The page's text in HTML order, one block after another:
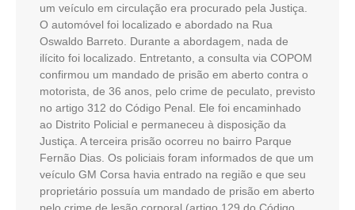
um veículo em circulação era procurado pela Justiça.
O automóvel foi localizado e abordado na Rua
Oswaldo Barreto. Durante a abordagem, nada de
ilícito foi localizado. Entretanto, a consulta via COPOM
confirmou um mandado de prisão em aberto contra o
motorista, de 36 anos, pelo crime de peculato, previsto
no artigo 312 do Código Penal. Ele foi encaminhado
ao Distrito Policial e permaneceu à disposição da
Justiça. A terceira prisão ocorreu no bairro Parque
Fernão Dias. Os policiais foram informados de que um
veículo GM Corsa havia entrado na região e que seu
proprietário possuía um mandado de prisão em aberto
pelo crime de lesão corporal (artigo 129 do Código